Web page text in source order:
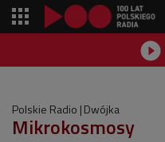

Polskie Radio Dwójka
Mikrokosmosy